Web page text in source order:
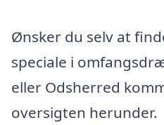
Ønsker du selv at
speciale i
eller Odsherred
oversigten herunder.